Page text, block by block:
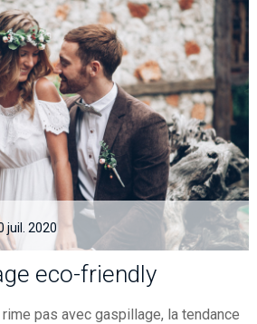
juil. 2020
eco-friendly
rime pas avec gaspillage, la tendance